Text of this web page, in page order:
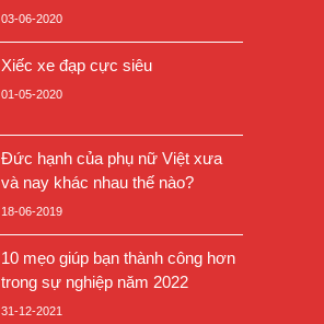
03-06-2020
Xiếc xe đạp cực siêu
01-05-2020
Đức hạnh của phụ nữ Việt xưa
và nay khác nhau thế nào?
18-06-2019
10 mẹo giúp bạn thành công hơn
trong sự nghiệp năm 2022
31-12-2021